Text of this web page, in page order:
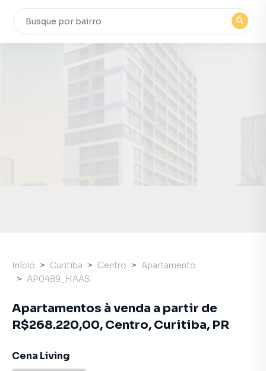
Início Curitiba Centro
Apartamento
AP0489_HAAS
Apartamentos à venda a partir de
R$268.220,00, Centro, Curitiba, PR
Cena Living